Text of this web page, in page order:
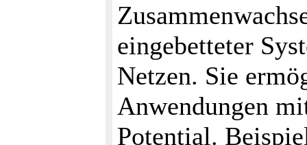
eingebetteter
Netzen. Sie
Anwendungen
Potential.